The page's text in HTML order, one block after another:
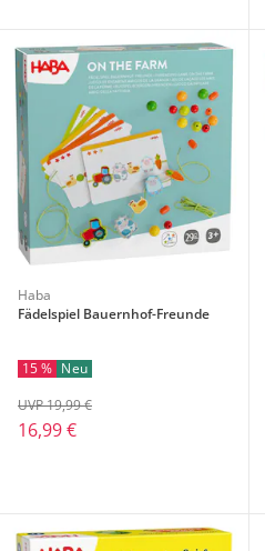
Haba
Fädelspiel Bauernhof-Freunde
15 % Neu
16,99 €
UVP 19,99 €